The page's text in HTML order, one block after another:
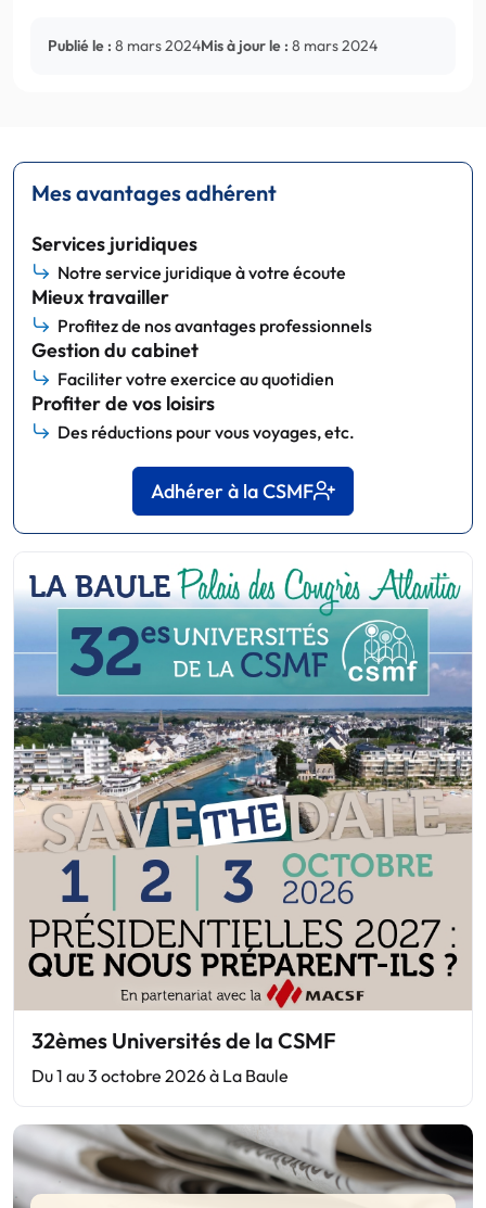
Publié le : 8 mars 2024Mis à jour le : 8 mars 2024
Mes avantages adhérent
Services juridiques
Notre service juridique à votre écoute
Mieux travailler
Profitez de nos avantages professionnels
Gestion du cabinet
Faciliter votre exercice au quotidien
Profiter de vos loisirs
Des réductions pour vous voyages, etc.
Adhérer à la CSMF
32èmes Universités de la CSMF
Du 1 au 3 octobre 2026 à La Baule